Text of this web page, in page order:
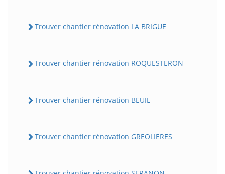
Trouver chantier rénovation LA BRIGUE
Trouver chantier rénovation ROQUESTERON
Trouver chantier rénovation BEUIL
Trouver chantier rénovation GREOLIERES
BatiWebPro